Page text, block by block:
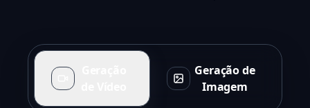
Geração de
Imagem